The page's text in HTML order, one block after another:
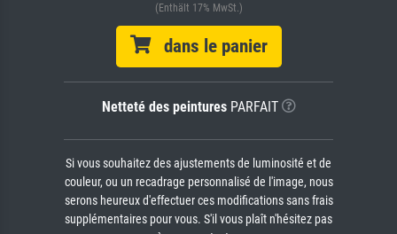
(Enthält 17% MwSt.)
dans le panier
Netteté des peinturesPARFAIT
Si vous souhaitez des ajustements de luminosité et de
couleur, ou un recadrage personnalisé de l'image, nous
serons heureux d'effectuer ces modifications sans frais
supplémentaires pour vous. S'il vous plaît n'hésitez pas